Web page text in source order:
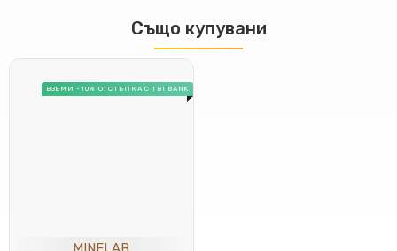
Също купувани
ВЗЕМИ -10% ОТСТЪПКА С TBI BANK